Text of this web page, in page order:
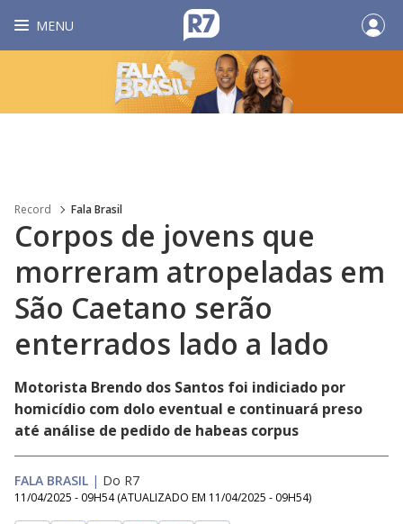
MENU
Record Fala Brasil
Corpos de jovens que
morreram atropeladas em
São Caetano serão
enterrados lado a lado
Motorista Brendo dos Santos foi indiciado por
homicídio com dolo eventual e continuará preso
até análise de pedido de habeas corpus
FALA BRASIL | Do R7
11/04/2025 - 09H54 (ATUALIZADO EM 11/04/2025 - 09H54)